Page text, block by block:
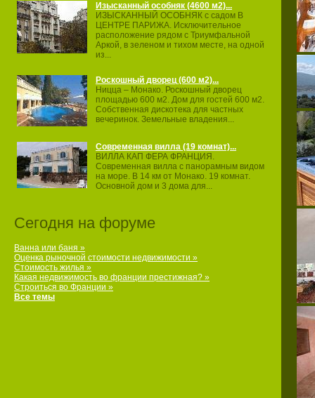
Изысканный особняк (4600 м2)...
ИЗЫСКАННЫЙ ОСОБНЯК с садом В
ЦЕНТРЕ ПАРИЖА. Исключительное
расположение рядом с Триумфальной
Аркой, в зеленом и тихом месте, на одной
из...
Роскошный дворец (600 м2)...
Ницца – Монако. Роскошный дворец
площадью 600 м2. Дом для гостей 600 м2.
Собственная дискотека для частных
вечеринок. Земельные владения...
Современная вилла (19 комнат)...
ВИЛЛА КАП ФЕРА ФРАНЦИЯ.
Современная вилла с панорамным видом
на море. В 14 км от Монако. 19 комнат.
Основной дом и 3 дома для...
Сегодня на форуме
Ванна или баня »
Оценка рыночной стоимости недвижимости »
Стоимость жилья »
Какая недвижимость во франции престижная? »
Строиться во Франции »
Все темы